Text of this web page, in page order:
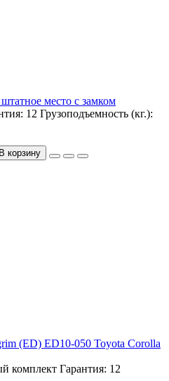
место с замком
12 Грузоподъемность (кг.):
В корзину
(ED) ED10-050 Toyota Corolla
комплект Гарантия: 12